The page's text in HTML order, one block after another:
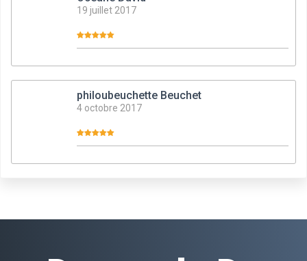
19 juillet 2017
philoubeuchette Beuchet
4 octobre 2017